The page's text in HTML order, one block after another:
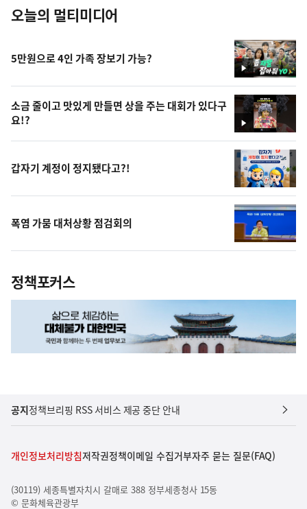
오늘의 멀티미디어
영
상
5만원으로 4인 가족 장보기 가능?
영
상
소금 줄이고 맛있게 만들면 상을 주는 대회가 있다구
요!?
갑자기 계정이 정지됐다고?!
폭염 가뭄 대처상황 점검회의
정책포커스
공지정책브리핑 RSS 서비스 제공 중단 안내
개인정보처리방침저작권정책이메일 수집거부자주 묻는 질문(FAQ)
(30119) 세종특별자치시 갈매로 388 정부세종청사 15동
© 문화체육관광부